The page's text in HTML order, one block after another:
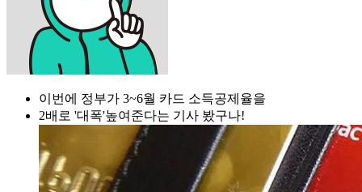
이번에 정부가 3~6월 카드 소득공제율을
2배로 '대폭'높여준다는 기사 봤구나!